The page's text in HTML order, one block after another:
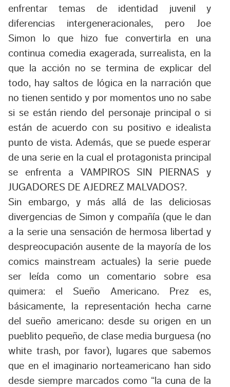
enfrentar temas de identidad juvenil y
diferencias intergeneracionales, pero Joe
Simon lo que hizo fue convertirla en una
continua comedia exagerada, surrealista, en la
que la acción no se termina de explicar del
todo, hay saltos de lógica en la narración que
no tienen sentido y por momentos uno no sabe
si se están riendo del personaje principal o si
están de acuerdo con su positivo e idealista
punto de vista. Además, que se puede esperar
de una serie en la cual el protagonista principal
se enfrenta a VAMPIROS SIN PIERNAS y
JUGADORES DE AJEDREZ MALVADOS?.
Sin embargo, y más allá de las deliciosas
divergencias de Simon y compañía (que le dan
a la serie una sensación de hermosa libertad y
despreocupación ausente de la mayoría de los
comics mainstream actuales) la serie puede
ser leída como un comentario sobre esa
quimera: el Sueño Americano. Prez es,
básicamente, la representación hecha carne
del sueño americano: desde su origen en un
pueblito pequeño, de clase media burguesa (no
white trash, por favor), lugares que sabemos
que en el imaginario norteamericano han sido
desde siempre marcados como “la cuna de la